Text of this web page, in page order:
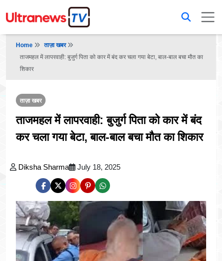
Home
ताज़ा खबर
ताजमहल में लापरवाही: बुजुर्ग पिता को कार में बंद कर चला गया बेटा, बाल-बाल बचा मौत का
शिकार
ताज़ा खबर
ताजमहल में लापरवाही: बुजुर्ग पिता को कार में बंद
कर चला गया बेटा, बाल-बाल बचा मौत का शिकार
Diksha Sharma July 18, 2025